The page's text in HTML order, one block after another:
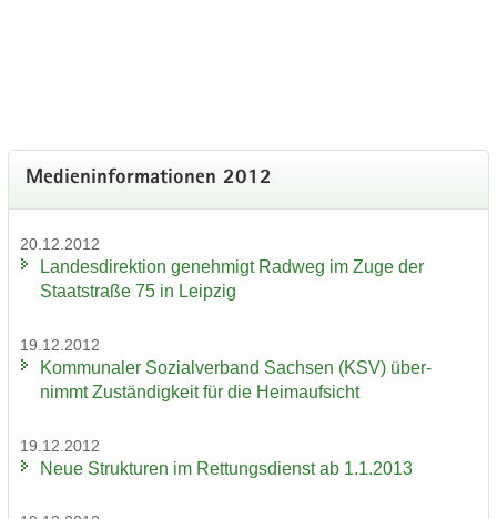
Me­di­en­in­for­ma­tio­nen 2012
20.12.2012
Lan­des­di­rek­ti­on ge­neh­migt Rad­weg im Zuge der
Staat­stra­ße 75 in Leip­zig
19.12.2012
Kom­mu­na­ler So­zi­al­ver­band Sach­sen (KSV) über­
nimmt Zu­stän­dig­keit für die Heim­auf­sicht
19.12.2012
Neue Struk­tu­ren im Ret­tungs­dienst ab 1.1.2013